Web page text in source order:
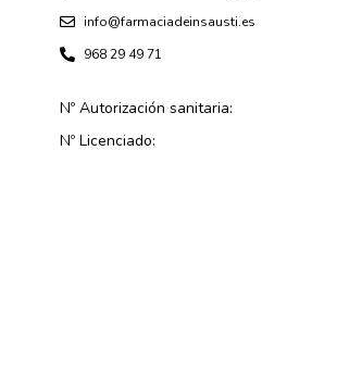
info@farmaciadeinsausti.es
968 29 49 71
Nº Autorización sanitaria:
Nº Licenciado: